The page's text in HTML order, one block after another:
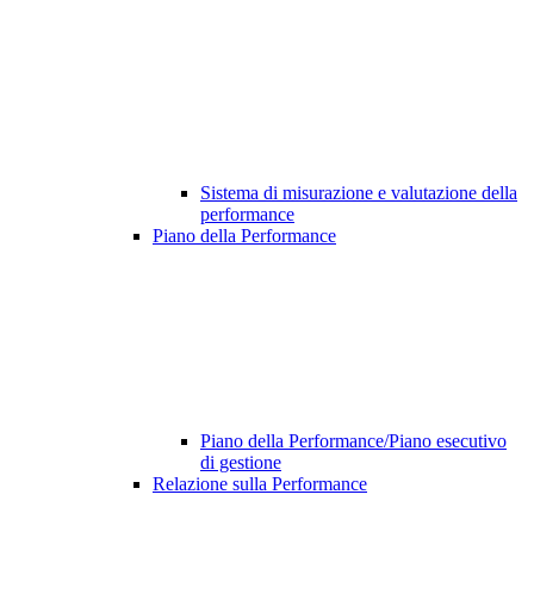
Sistema di misurazione e valutazione della
performance
Piano della Performance
Piano della Performance/Piano esecutivo
di gestione
Relazione sulla Performance